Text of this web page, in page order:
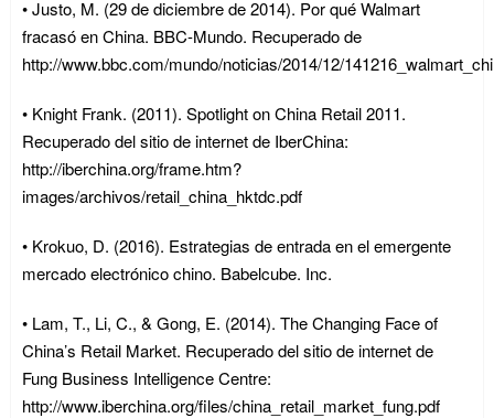
• Justo, M. (29 de diciembre de 2014). Por qué Walmart
fracasó en China. BBC-Mundo. Recuperado de
http://www.bbc.com/mundo/noticias/2014/12/
• Knight Frank. (2011). Spotlight on China Retail 2011.
Recuperado del sitio de internet de IberChina:
http://iberchina.org/frame.htm?
images/archivos/retail_china_hktdc.pdf
• Krokuo, D. (2016). Estrategias de entrada en el emergente
mercado electrónico chino. Babelcube. Inc.
• Lam, T., Li, C., & Gong, E. (2014). The Changing Face of
China’s Retail Market. Recuperado del sitio de internet de
Fung Business Intelligence Centre:
http://www.iberchina.org/files/china_retail_market_fung.pdf